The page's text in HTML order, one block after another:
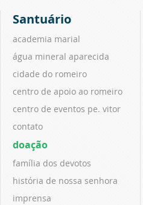
Santuário
academia marial
água mineral aparecida
cidade do romeiro
centro de apoio ao romeiro
centro de eventos pe. vitor
contato
doação
família dos devotos
história de nossa senhora
imprensa